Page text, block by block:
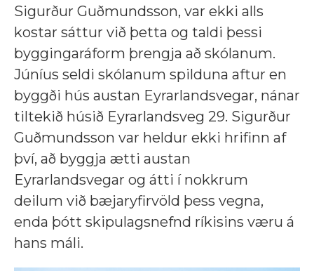
Sigurður Guðmundsson, var ekki alls
kostar sáttur við þetta og taldi þessi
byggingaráform þrengja að skólanum.
Júníus seldi skólanum spilduna aftur en
byggði hús austan Eyrarlandsvegar, nánar
tiltekið húsið Eyrarlandsveg 29. Sigurður
Guðmundsson var heldur ekki hrifinn af
því, að byggja ætti austan
Eyrarlandsvegar og átti í nokkrum
deilum við bæjaryfirvöld þess vegna,
enda þótt skipulagsnefnd ríkisins væru á
hans máli.